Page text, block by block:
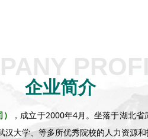
企业简介
）
，成立于2000年4月。坐落于湖北
大学、等多所优秀院校的人力资源